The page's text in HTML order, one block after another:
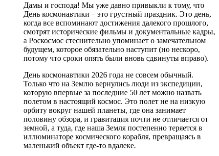
Дамы и господа! Мы уже давно привыкли к тому, что
День космонавтики – это грустный праздник. Это день,
когда все вспоминают достижения далекого прошлого,
смотрят исторические фильмы и документальные кадры,
а Роскосмос стеснительно упоминает о замечательном
будущем, которое обязательно наступит (но нескоро,
потому что сроки опять были вновь сдвинуты вправо).
День космонавтики 2026 года не совсем обычный.
Только что на Землю вернулись люди из экспедиции,
которую впервые за последние 50 лет можно назвать
полетом в настоящий космос. Это полет не на низкую
орбиту вокруг нашей планеты, где она занимает
половину обзора, и гравитация почти не отличается от
земной, а туда, где наша Земля постепенно теряется в
иллюминаторе космического корабля, превращаясь в
маленький объект где-то вдалеке.